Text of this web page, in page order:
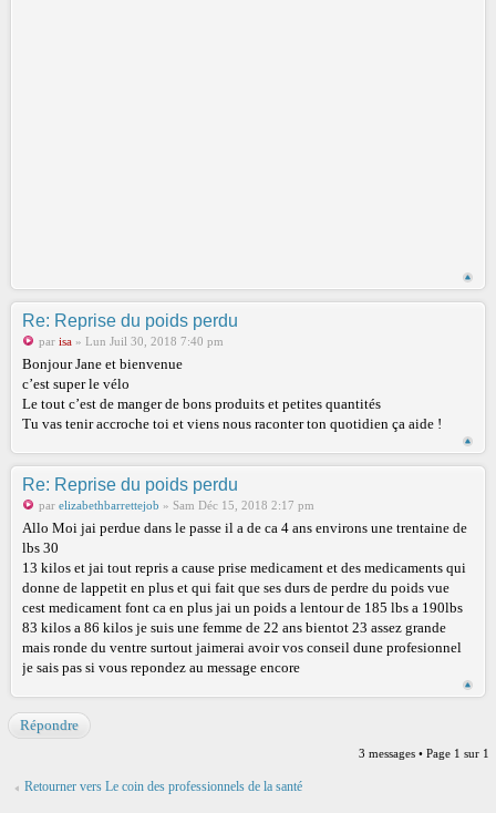
Re: Reprise du poids perdu
par isa » Lun Juil 30, 2018 7:40 pm
Bonjour Jane et bienvenue
c’est super le vélo
Le tout c’est de manger de bons produits et petites quantités
Tu vas tenir accroche toi et viens nous raconter ton quotidien ça aide !
Re: Reprise du poids perdu
par elizabethbarrettejob » Sam Déc 15, 2018 2:17 pm
Allo Moi jai perdue dans le passe il a de ca 4 ans environs une trentaine de
lbs 30
13 kilos et jai tout repris a cause prise medicament et des medicaments qui
donne de lappetit en plus et qui fait que ses durs de perdre du poids vue
cest medicament font ca en plus jai un poids a lentour de 185 lbs a 190lbs
83 kilos a 86 kilos je suis une femme de 22 ans bientot 23 assez grande
mais ronde du ventre surtout jaimerai avoir vos conseil dune profesionnel
je sais pas si vous repondez au message encore
Répondre
3 messages • Page 1 sur 1
Retourner vers Le coin des professionnels de la santé